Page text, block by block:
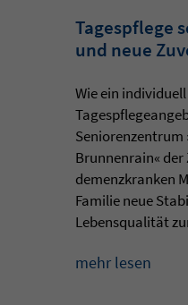
Tagespflege
und neue
Wie ein
Seniorenzentrum
Brunnenrain«
demenzkranken
Familie neue
Lebensqualität
mehr lesen